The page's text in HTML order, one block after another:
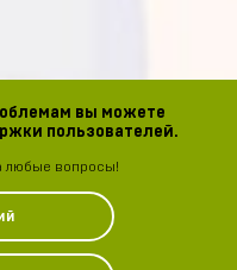
вы можете
пользователей.
любые вопросы!